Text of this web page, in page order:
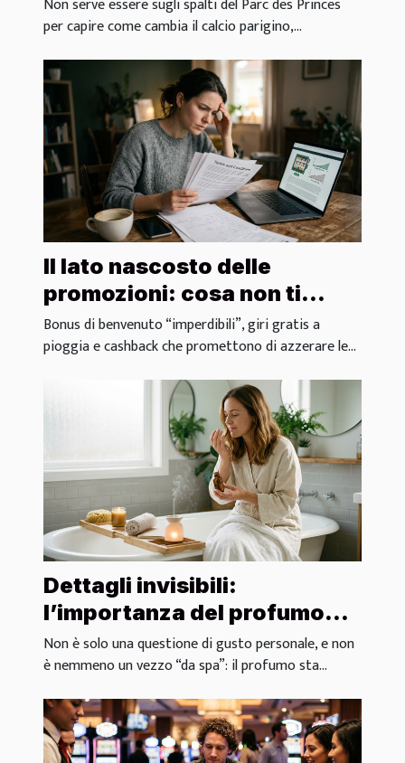
Non serve essere sugli spalti del Parc des Princes
per capire come cambia il calcio parigino,...
Il lato nascosto delle
promozioni: cosa non ti
dicono sui bonus dei casinò
Bonus di benvenuto “imperdibili”, giri gratis a
pioggia e cashback che promettono di azzerare le...
Dettagli invisibili:
l’importanza del profumo
nei rituali di benessere
Non è solo una questione di gusto personale, e non
è nemmeno un vezzo “da spa”: il profumo sta...